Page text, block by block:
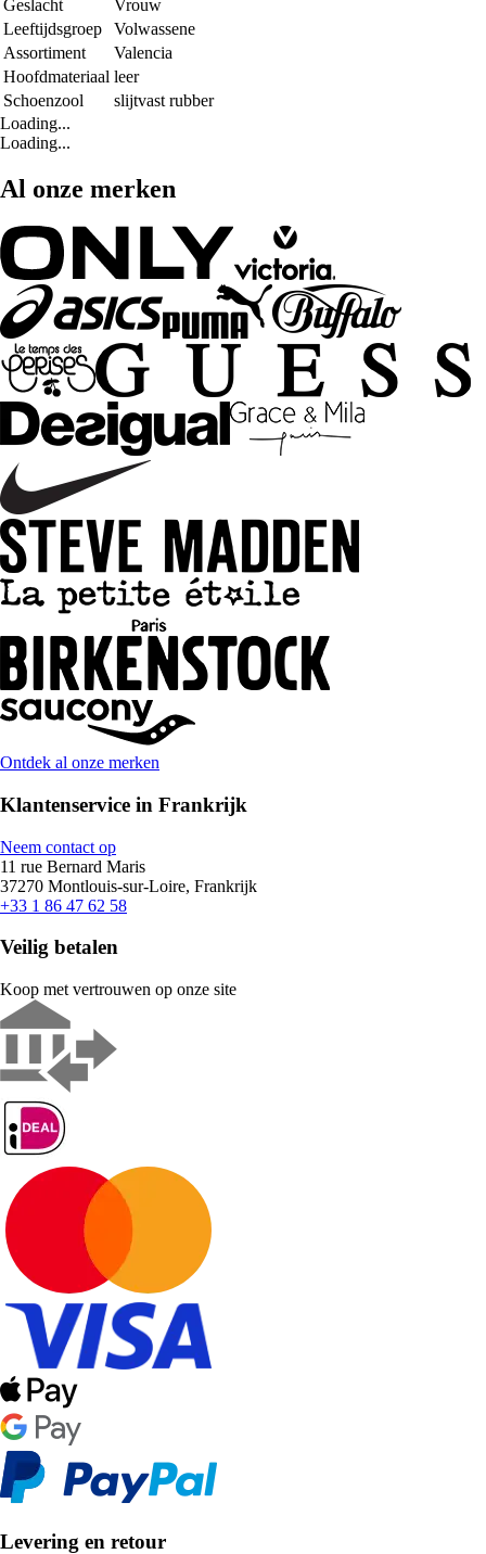
Geslacht
Vrouw
Leeftijdsgroep
Volwassene
Assortiment
Valencia
Hoofdmateriaal leer
Schoenzool
slijtvast rubber
Loading...
Loading...
Al onze merken
Ontdek al onze merken
Klantenservice in Frankrijk
Neem contact op
11 rue Bernard Maris
37270 Montlouis-sur-Loire, Frankrijk
+33 1 86 47 62 58
Veilig betalen
Koop met vertrouwen op onze site
Levering en retour